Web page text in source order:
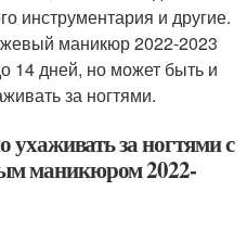
инструментария и другие.
маникюр 2022-2023
14 дней, но может быть и
за ногтями.
за ногтями с
маникюром 2022-